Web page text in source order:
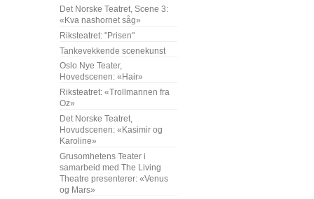
Det Norske Teatret, Scene 3:
«Kva nashornet såg»
Riksteatret: "Prisen"
Tankevekkende scenekunst
Oslo Nye Teater,
Hovedscenen: «Hair»
Riksteatret: «Trollmannen fra
Oz»
Det Norske Teatret,
Hovudscenen: «Kasimir og
Karoline»
Grusomhetens Teater i
samarbeid med The Living
Theatre presenterer: «Venus
og Mars»